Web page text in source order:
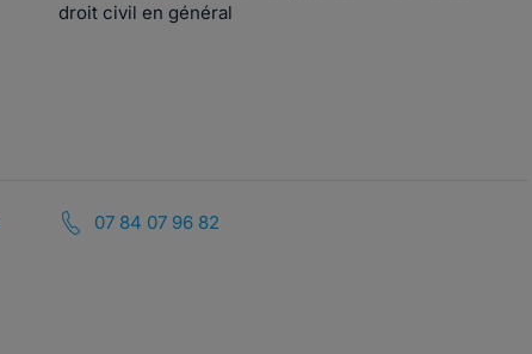
droit civil en général
07 84 07 96 82